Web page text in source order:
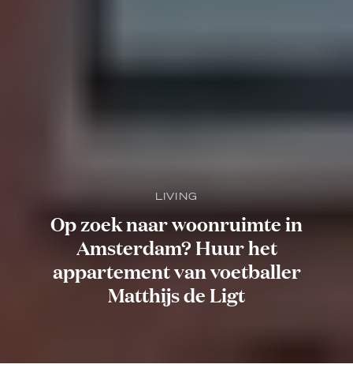
LIVING
Op zoek naar woonruimte in
Amsterdam? Huur het
appartement van voetballer
Matthijs de Ligt